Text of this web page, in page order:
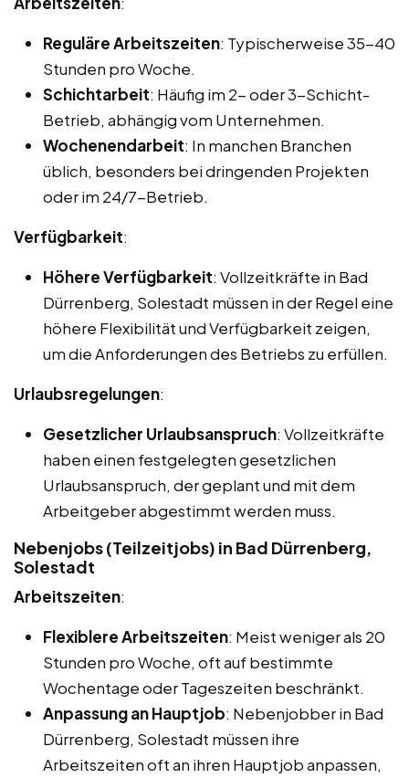
Reguläre Arbeitszeiten: Typischerweise 35-40
Stunden pro Woche.
Schichtarbeit: Häufig im 2- oder 3-Schicht-
Betrieb, abhängig vom Unternehmen.
Wochenendarbeit: In manchen Branchen
üblich, besonders bei dringenden Projekten
oder im 24/7-Betrieb.
Verfügbarkeit:
Höhere Verfügbarkeit: Vollzeitkräfte in Bad
Dürrenberg, Solestadt müssen in der Regel eine
höhere Flexibilität und Verfügbarkeit zeigen,
um die Anforderungen des Betriebs zu erfüllen.
Urlaubsregelungen:
Gesetzlicher Urlaubsanspruch: Vollzeitkräfte
haben einen festgelegten gesetzlichen
Urlaubsanspruch, der geplant und mit dem
Arbeitgeber abgestimmt werden muss.
Nebenjobs (Teilzeitjobs) in Bad Dürrenberg,
Solestadt
Arbeitszeiten:
Flexiblere Arbeitszeiten: Meist weniger als 20
Stunden pro Woche, oft auf bestimmte
Wochentage oder Tageszeiten beschränkt.
Anpassung an Hauptjob: Nebenjobber in Bad
Dürrenberg, Solestadt müssen ihre
Arbeitszeiten oft an ihren Hauptjob anpassen,